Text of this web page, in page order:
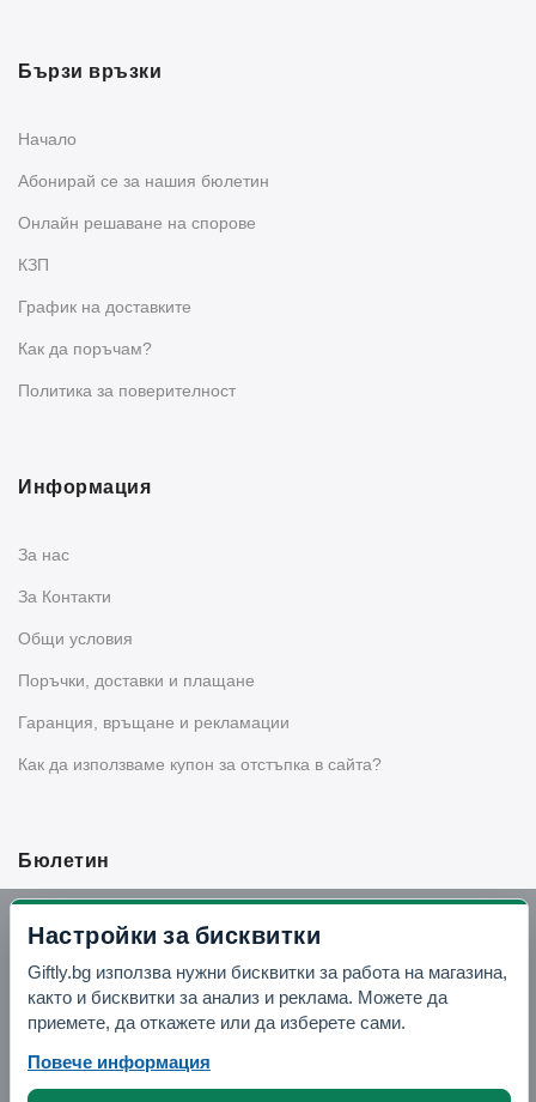
Бързи връзки
Начало
Абонирай се за нашия бюлетин
Oнлайн решаване на спорове
КЗП
График на доставките
Как да поръчам?
Политика за поверителност
Информация
За нас
За Контакти
Общи условия
Поръчки, доставки и плащане
Гаранция, връщане и рекламации
Как да използваме купон за отстъпка в сайта?
Бюлетин
Вземи -10% отстъпка в Telegram
Отвори Telegram
Настройки за бисквитки
Giftly.bg използва нужни бисквитки за работа на магазина,
както и бисквитки за анализ и реклама. Можете да
приемете, да откажете или да изберете сами.
Повече информация